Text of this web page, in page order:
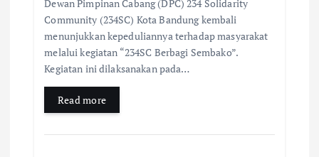
Dewan Pimpinan Cabang (DPC) 234 Solidarity
Community (234SC) Kota Bandung kembali
menunjukkan kepeduliannya terhadap masyarakat
melalui kegiatan “234SC Berbagi Sembako”.
Kegiatan ini dilaksanakan pada…
Read more